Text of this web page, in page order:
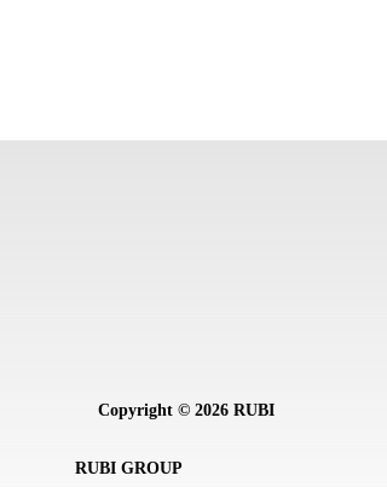
Copyright © 2026 RUBI
RUBI GROUP